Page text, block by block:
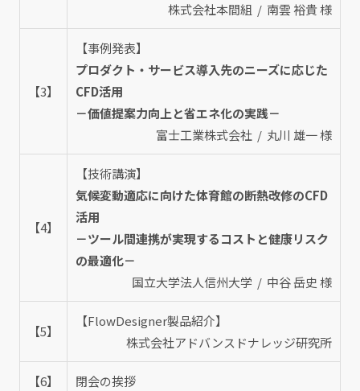
株式会社本間組 / 南雲 裕貴 様
【3】
【事例発表】
プロダクト・サービス導入先のニーズに応じた
CFD活用
－価値提案力向上と省エネ化の実践－
富士工業株式会社 / 丸川 雄一 様
【4】
【技術講演】
気候変動適応に向けた体育館の断熱改修のCFD
活用
－ツール間連携が実現するコストと健康リスク
の最適化－
国立大学法人信州大学 / 中谷 岳史 様
【5】
【FlowDesigner製品紹介】
株式会社アドバンスドナレッジ研究所
【6】 閉会の挨拶